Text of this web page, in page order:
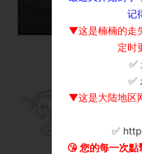
记
▼这是楠楠的走
定时
✅
✅
▼这是大陆地区
✅
😘 您的每一次